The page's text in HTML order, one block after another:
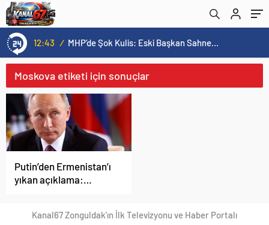
12:43 / MHP’de Şok Kulis: Eski Başkan Sahnede! Korkmaz Yol Vermiyor
Moskova etiketi için sonuçlar
Putin’den Ermenistan’ı
yıkan açıklama:
Kanal67 Zonguldak'ın İlk Televizyonu ve Haber Portalı